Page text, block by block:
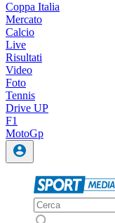
Coppa Italia
Mercato
Calcio
Live
Risultati
Video
Foto
Tennis
Drive UP
F1
MotoGp